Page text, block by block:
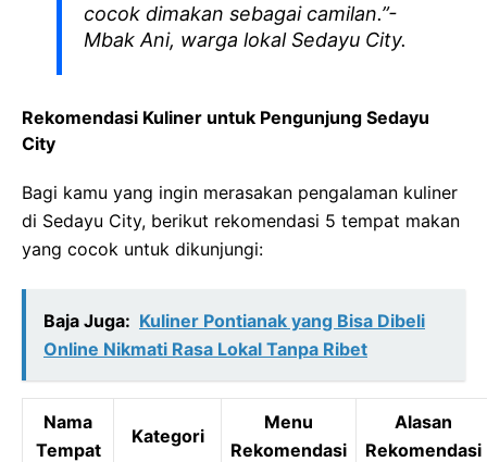
cocok dimakan sebagai camilan.”-
Mbak Ani, warga lokal Sedayu City.
Rekomendasi Kuliner untuk Pengunjung Sedayu
City
Bagi kamu yang ingin merasakan pengalaman kuliner
di Sedayu City, berikut rekomendasi 5 tempat makan
yang cocok untuk dikunjungi:
Baja Juga: Kuliner Pontianak yang Bisa Dibeli
Online Nikmati Rasa Lokal Tanpa Ribet
Nama
Tempat
Kategori
Menu
Rekomendasi
Alasan
Rekomendasi